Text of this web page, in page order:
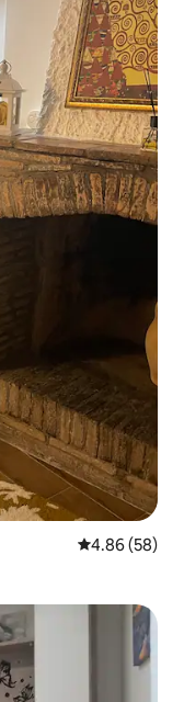
औसत रेटिंग 5 में
4.86 (58)